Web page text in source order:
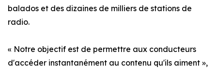
balados et des dizaines de milliers de stations de
radio.
« Notre objectif est de permettre aux conducteurs
d'accéder instantanément au contenu qu'ils aiment »,